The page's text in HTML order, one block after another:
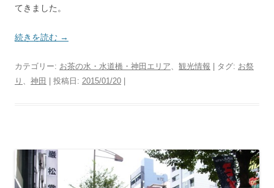
てきました。
続きを読む →
カテゴリー: お茶の水・水道橋・神田エリア 観光情報 | タグ: お祭
り
神田 | 投稿日: 2015/01/20